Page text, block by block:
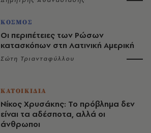
ΚΟΣΜΟΣ
Οι περιπέτειες των Ρώσων
κατασκόπων στη Λατινική Αμερική
Σώτη Τριανταφύλλου
ΚΑΤΟΙΚΙΔΙΑ
Νίκος Χρυσάκης: Το πρόβλημα δεν
είναι τα αδέσποτα, αλλά οι
άνθρωποι